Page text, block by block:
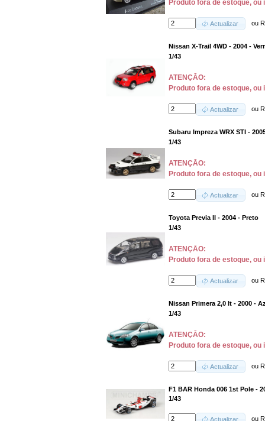
Produto fora de estoque, ou
Actualizar ou
Nissan X-Trail 4WD - 2004 -
1/43
ATENÇĀO:
Produto fora de estoque, ou
Actualizar ou
Subaru Impreza WRX STI -
1/43
ATENÇĀO:
Produto fora de estoque, ou
Actualizar ou
Toyota Previa II - 2004 - Preto
1/43
ATENÇĀO:
Produto fora de estoque, ou
Actualizar ou
Nissan Primera 2,0 lt - 2000 -
1/43
ATENÇĀO:
Produto fora de estoque, ou
Actualizar ou
F1 BAR Honda 006 1st Pole -
1/43
Actualizar ou